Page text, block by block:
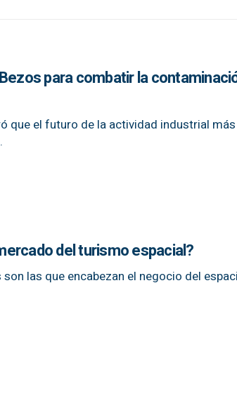
para combatir la
que el futuro de la actividad industrial más
del turismo espacial?
las que encabezan el negocio del